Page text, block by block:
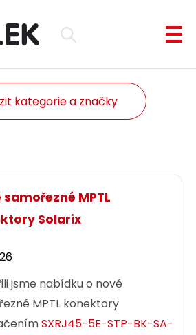
kategorie a značky
samořezné MPTL
Solarix
jsme nabídku o nové
MPTL konektory
SXRJ45-5E-STP-BK-SA-